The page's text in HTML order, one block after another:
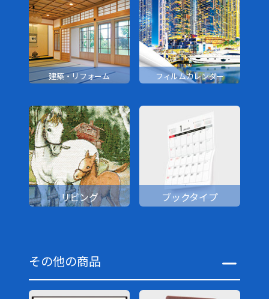
建築・リフォーム フィルムカレンダー
リビング ブックタイプ
その他の商品